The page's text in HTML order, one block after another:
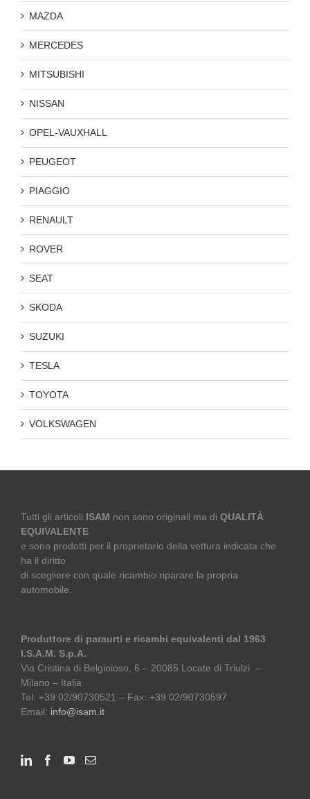
MAZDA
MERCEDES
MITSUBISHI
NISSAN
OPEL-VAUXHALL
PEUGEOT
PIAGGIO
RENAULT
ROVER
SEAT
SKODA
SUZUKI
TESLA
TOYOTA
VOLKSWAGEN
Tutti gli articoli ISAM non sono originali ma di QUALITÀ
EQUIVALENTE
e sono prodotti per il proprietario della vettura indicata che
ha il diritto
di scegliere con quale ricambio riparare la propria
automobile.
Produttore di paraurti e ricambi equivalenti dal 1963
I.S.A.M. S.p.A.
Via Cristina di Belgioioso, 6 – 20085 Locate di Triulzi –
Milano – Italia
Tel: +39 02/90730521 – Fax: +39 02/90730597
Email: info@isam.it